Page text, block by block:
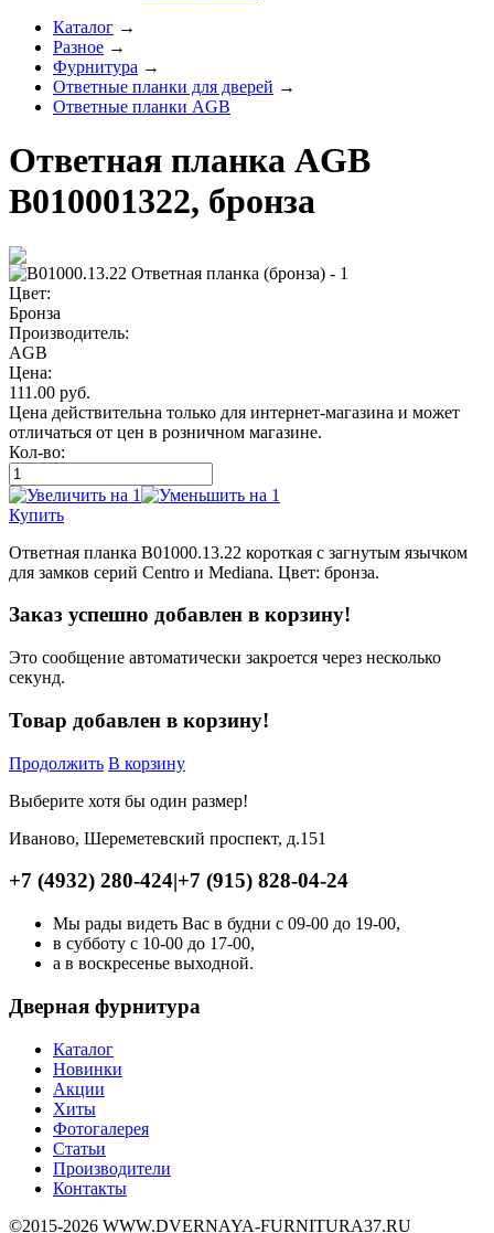
Каталог →
Разное →
Фурнитура →
Ответные планки для дверей →
Ответные планки AGB
Ответная планка AGB
B010001322, бронза
Цвет:
Бронза
Производитель:
AGB
Цена:
111.00 руб.
Цена действительна только для интернет-магазина и может
отличаться от цен в розничном магазине.
Кол-во:
Купить
Ответная планка B01000.13.22 короткая с загнутым язычком
для замков серий Centro и Mediana. Цвет: бронза.
Заказ успешно добавлен в корзину!
Это сообщение автоматически закроется через несколько
секунд.
Товар добавлен в корзину!
Продолжить В корзину
Выберите хотя бы один размер!
Иваново, Шереметевский проспект, д.151
+7 (4932) 280-424|+7 (915) 828-04-24
Мы рады видеть Вас в будни с 09-00 до 19-00,
в субботу с 10-00 до 17-00,
а в воскресенье выходной.
Дверная фурнитура
Каталог
Новинки
Акции
Хиты
Фотогалерея
Статьи
Производители
Контакты
©2015-2026 WWW.DVERNAYA-FURNITURA37.RU